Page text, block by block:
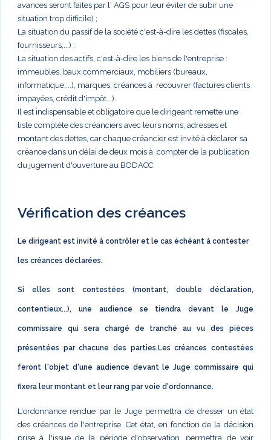
avances seront faites par l' AGS pour leur éviter de subir une
situation trop difficile) ;
La situation du passif de la société c'est-à-dire les dettes (fiscales,
fournisseurs,...) ;
La situation des actifs, c'est-à-dire les biens de l'entreprise :
immeubles, baux commerciaux, mobiliers (bureaux,
informatique,...), marques, créances à recouvrer (factures clients
impayées, crédit d'impôt...).
Il est indispensable et obligatoire que le dirigeant remette une
liste complète des créanciers avec leurs noms, adresses et
montant des dettes, car chaque créancier est invité à déclarer sa
créance dans un délai de deux mois à compter de la publication
du jugement d'ouverture au BODACC.
Vérification des créances
Le dirigeant est invité à contrôler et le cas échéant à contester
les créances déclarées.
Si elles sont contestées (montant, double déclaration,
contentieux...), une audience se tiendra devant le Juge
commissaire qui sera chargé de tranché au vu des pièces
présentées par chacune des parties.Les créances contestées
feront l'objet d'une audience devant le Juge commissaire qui
fixera leur montant et leur rang par voie d'ordonnance.
L'ordonnance rendue par le Juge permettra de dresser un état
des créances de l'entreprise. Cet état, en fonction de la décision
prise à l'issue de la période d'observation, permettra de voir